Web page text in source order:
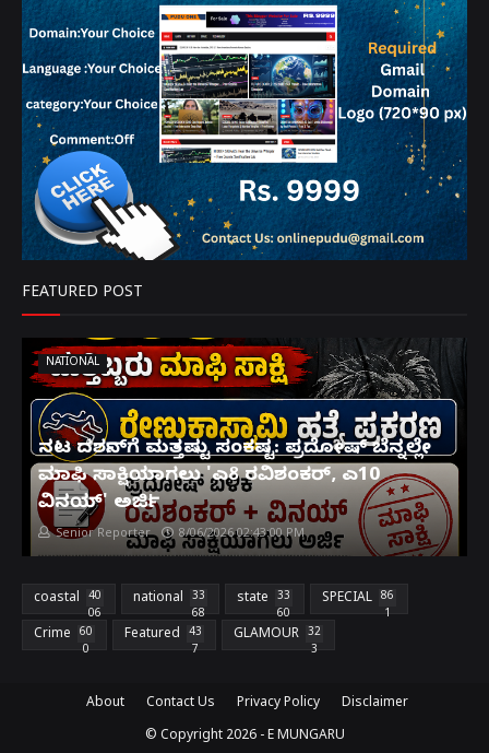
FEATURED POST
NATIONAL
ನಟ ದರ್ಶನ್‌ಗೆ ಮತ್ತಷ್ಟು ಸಂಕಷ್ಟ: ಪ್ರದೋಷ್ ಬೆನ್ನಲ್ಲೇ
ಮಾಫಿ ಸಾಕ್ಷಿಯಾಗಲು 'ಎ8 ರವಿಶಂಕರ್, ಎ10
ವಿನಯ್' ಅರ್ಜಿ!
Senior Reporter 8/06/2026 02:43:00 PM
coastal
40
06
national
33
68
state
33
60
SPECIAL
86
1
Crime
60
0
Featured
43
7
GLAMOUR
32
3
About Contact Us Privacy Policy
Disclaimer
© Copyright 2026 -E MUNGARU